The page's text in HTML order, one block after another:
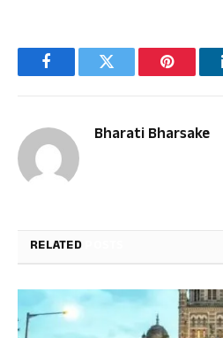
FacebookTwitter Pinterest
Bharati Bharsake
RELATED